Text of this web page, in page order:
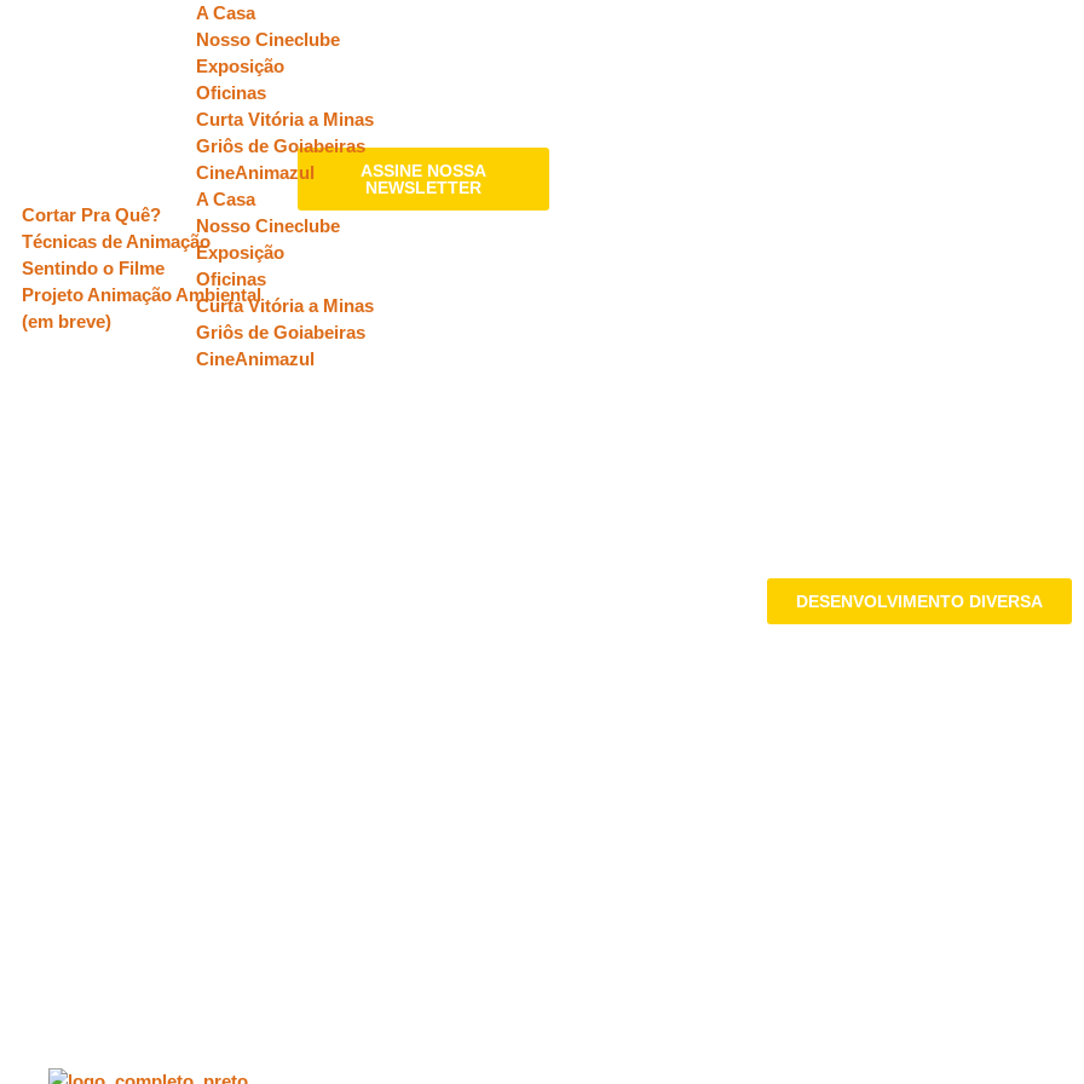
A Casa
Nosso Cineclube
Exposição
Oficinas
Curta Vitória a Minas
Griôs de Goiabeiras
CineAnimazul
A Casa
Nosso Cineclube
Exposição
Oficinas
Curta Vitória a Minas
Griôs de Goiabeiras
CineAnimazul
Cortar Pra Quê?
Técnicas de Animação
Sentindo o Filme
Projeto Animação Ambiental
(em breve)
ASSINE NOSSA
NEWSLETTER
DESENVOLVIMENTO DIVERSA